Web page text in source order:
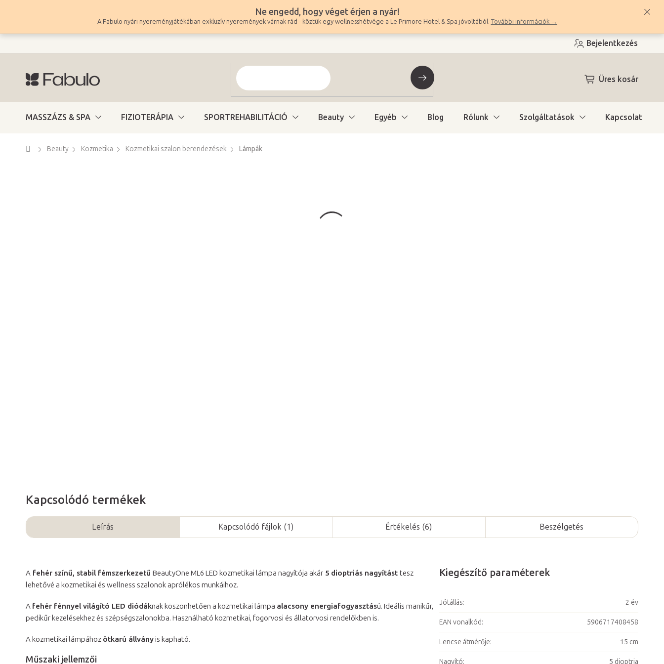
tartalomhoz
Ne engedd, hogy véget érjen a nyár!
A Fabulo nyári nyereményjátékában exkluzív nyeremények várnak rád - köztük egy wellnesshétvége a Le Primore Hotel & Spa jóvoltából. További információk →
Bejelentkezés
KOSÁR
Üres kosár
MASSZÁZS & SPA FIZIOTERÁPIA SPORTREHABILITÁCIÓ Beauty Egyéb Blog Rólunk Szolgáltatások Kapcsolat
Kezdőlap
Beauty Kozmetika Kozmetikai szalon berendezések Lámpák
Kapcsolódó termékek
Leírás Kapcsolódó fájlok (1) Értékelés (6) Beszélgetés
A fehér színű, stabil fémszerkezetű BeautyOne ML6 LED kozmetikai lámpa nagyítója akár 5 dioptriás nagyítást tesz
lehetővé a kozmetikai és wellness szalonok aprólékos munkáihoz.
A fehér fénnyel világító LED diódáknak köszönhetően a kozmetikai lámpa alacsony energiafogyasztású. Ideális manikűr,
pedikűr kezelésekhez és szépségszalonokba. Használható kozmetikai, fogorvosi és állatorvosi rendelőkben is.
A kozmetikai lámpához ötkarú állványis kapható.
Műszaki jellemzői
Kiegészítő paraméterek
Jótállás: 2 év
EAN vonalkód: 5906717408458
Lencse átmérője: 15 cm
Nagyító: 5 dioptria